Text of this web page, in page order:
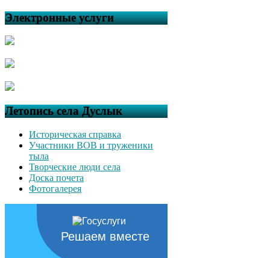
Электронные услуги
Летопись села Дуслык
Историческая справка
Участники ВОВ и труженики
тыла
Творческие люди села
Доска почета
Фотогалерея
Решаем вместе